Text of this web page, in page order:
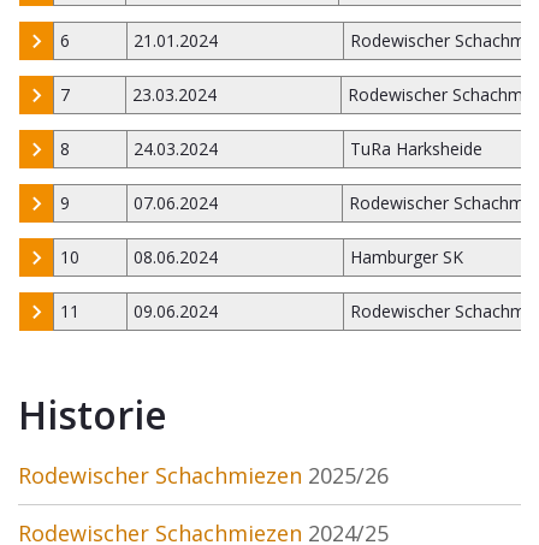
6 21.01.2024 Rodewischer
7 23.03.2024 Rodewischer
8 24.03.2024 TuRa Harksheide
9 07.06.2024 Rodewischer
10 08.06.2024 Hamburger SK
11 09.06.2024 Rodewischer
Historie
Rodewischer Schachmiezen 2025/26
Rodewischer Schachmiezen 2024/25